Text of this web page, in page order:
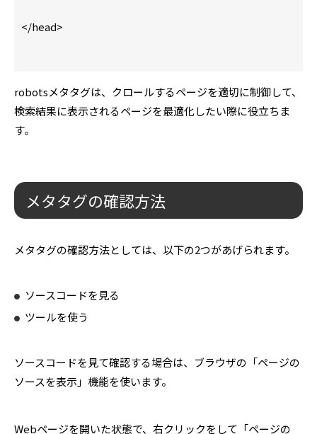
</head>
robotsメタタグは、クロールするページを適切に制御して、
検索結果に表示されるページを最適化したい際に役立ちま
す。
メタタグの確認方法
メタタグの確認方法としては、以下の2つがあげられます。
ソースコードを見る
ツールを使う
ソースコードを見て確認する場合は、ブラウザの「ページの
ソースを表示」機能を使います。
Webページを開いた状態で、右クリックをして「ページの